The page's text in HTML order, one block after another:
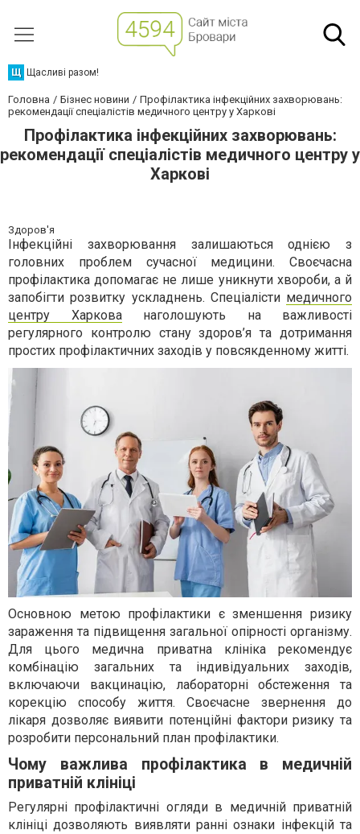
Щ Щасливі разом!
Головна Бізнес новини
Профілактика інфекційних захворювань:
рекомендації спеціалістів медичного центру у Харкові
Профілактика інфекційних захворювань:
рекомендації спеціалістів медичного центру у
Харкові
Здоров'я
Інфекційні захворювання залишаються однією з
головних проблем сучасної медицини. Своєчасна
профілактика допомагає не лише уникнути хвороби, а й
запобігти розвитку ускладнень. Спеціалісти медичного
центру Харкованаголошують на важливості
регулярного контролю стану здоров’я та дотримання
простих профілактичних заходів у повсякденному житті.
Основною метою профілактики є зменшення ризику
зараження та підвищення загальної опірності організму.
Для цього медична приватна клініка рекомендує
комбінацію загальних та індивідуальних заходів,
включаючи вакцинацію, лабораторні обстеження та
корекцію способу життя. Своєчасне звернення до
лікаря дозволяє виявити потенційні фактори ризику та
розробити персональний план профілактики.
Чому важлива профілактика в медичній
приватній клініці
Регулярні профілактичні огляди в медичній приватній
клініці дозволяють виявляти ранні ознаки інфекцій та